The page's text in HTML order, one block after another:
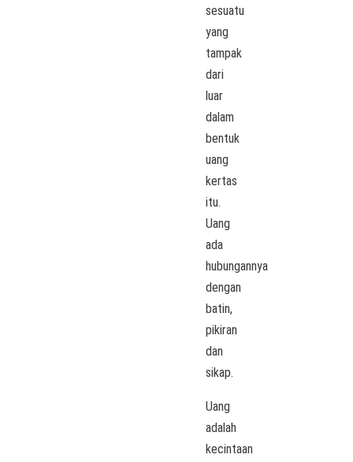
sesuatu
yang
tampak
dari
luar
dalam
bentuk
uang
kertas
itu.
Uang
ada
hubungannya
dengan
batin,
pikiran
dan
sikap.
Uang
adalah
kecintaan